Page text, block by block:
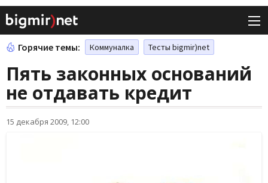
Горячие темы: Коммуналка Тесты bigmir)net
Пять законных оснований
не отдавать кредит
15 декабря 2009, 12:00